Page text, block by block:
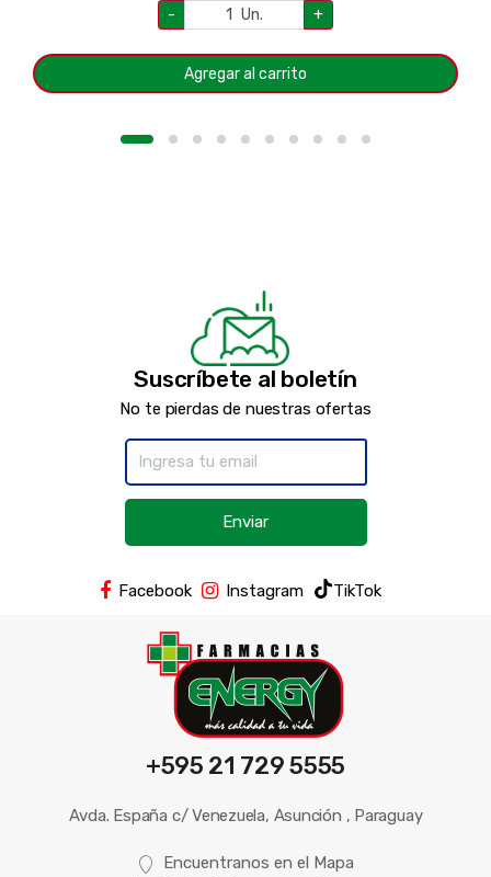
-
Un. +
Agregar al carrito
Suscríbete al boletín
No te pierdas de nuestras ofertas
Enviar
Facebook Instagram TikTok
+595 21 729 5555
Avda. España c/ Venezuela, Asunción , Paraguay
Encuentranos en el Mapa